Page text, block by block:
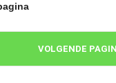
VOLGENDE